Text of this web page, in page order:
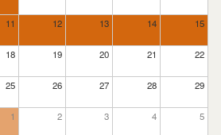
11 12 13 14 15
18 19 20 21 22
25 26 27 28 29
1 2 3 4 5